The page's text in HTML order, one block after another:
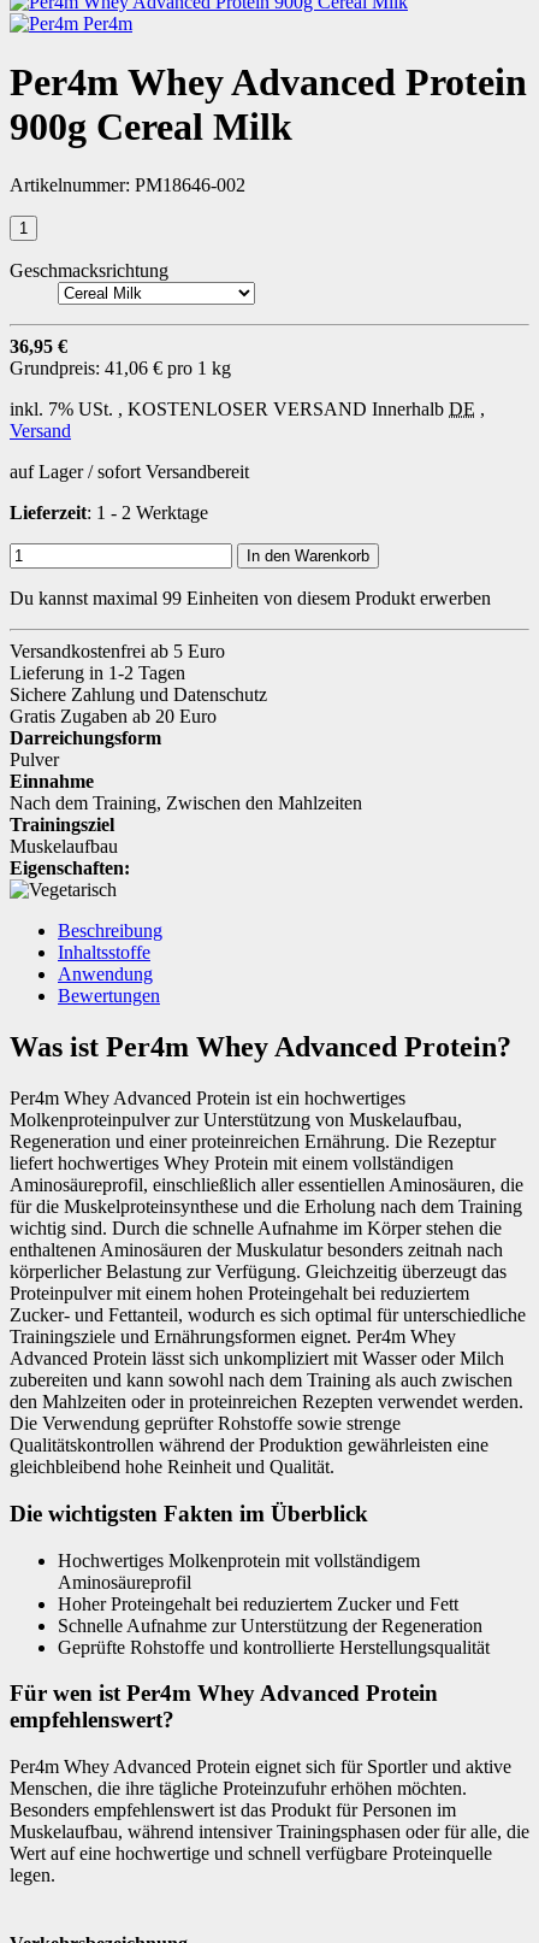
Per4m
Per4m Whey Advanced Protein
900g Cereal Milk
Artikelnummer: PM18646-002
Geschmacksrichtung
36,95 €
Grundpreis: 41,06 € pro 1 kg
inkl. 7% USt. , KOSTENLOSER VERSAND Innerhalb DE ,
Versand
auf Lager / sofort Versandbereit
Lieferzeit: 1 - 2 Werktage
In den Warenkorb
Du kannst maximal 99 Einheiten von diesem Produkt erwerben
Versandkostenfrei ab 5 Euro
Lieferung in 1-2 Tagen
Sichere Zahlung und Datenschutz
Gratis Zugaben ab 20 Euro
Darreichungsform
Pulver
Einnahme
Nach dem Training, Zwischen den Mahlzeiten
Trainingsziel
Muskelaufbau
Eigenschaften:
Beschreibung
Inhaltsstoffe
Anwendung
Bewertungen
Was ist Per4m Whey Advanced Protein?
Per4m Whey Advanced Protein ist ein hochwertiges
Molkenproteinpulver zur Unterstützung von Muskelaufbau,
Regeneration und einer proteinreichen Ernährung. Die Rezeptur
liefert hochwertiges Whey Protein mit einem vollständigen
Aminosäureprofil, einschließlich aller essentiellen Aminosäuren, die
für die Muskelproteinsynthese und die Erholung nach dem Training
wichtig sind. Durch die schnelle Aufnahme im Körper stehen die
enthaltenen Aminosäuren der Muskulatur besonders zeitnah nach
körperlicher Belastung zur Verfügung. Gleichzeitig überzeugt das
Proteinpulver mit einem hohen Proteingehalt bei reduziertem
Zucker- und Fettanteil, wodurch es sich optimal für unterschiedliche
Trainingsziele und Ernährungsformen eignet. Per4m Whey
Advanced Protein lässt sich unkompliziert mit Wasser oder Milch
zubereiten und kann sowohl nach dem Training als auch zwischen
den Mahlzeiten oder in proteinreichen Rezepten verwendet werden.
Die Verwendung geprüfter Rohstoffe sowie strenge
Qualitätskontrollen während der Produktion gewährleisten eine
gleichbleibend hohe Reinheit und Qualität.
Die wichtigsten Fakten im Überblick
Hochwertiges Molkenprotein mit vollständigem
Aminosäureprofil
Hoher Proteingehalt bei reduziertem Zucker und Fett
Schnelle Aufnahme zur Unterstützung der Regeneration
Geprüfte Rohstoffe und kontrollierte Herstellungsqualität
Für wen ist Per4m Whey Advanced Protein
empfehlenswert?
Per4m Whey Advanced Protein eignet sich für Sportler und aktive
Menschen, die ihre tägliche Proteinzufuhr erhöhen möchten.
Besonders empfehlenswert ist das Produkt für Personen im
Muskelaufbau, während intensiver Trainingsphasen oder für alle, die
Wert auf eine hochwertige und schnell verfügbare Proteinquelle
legen.